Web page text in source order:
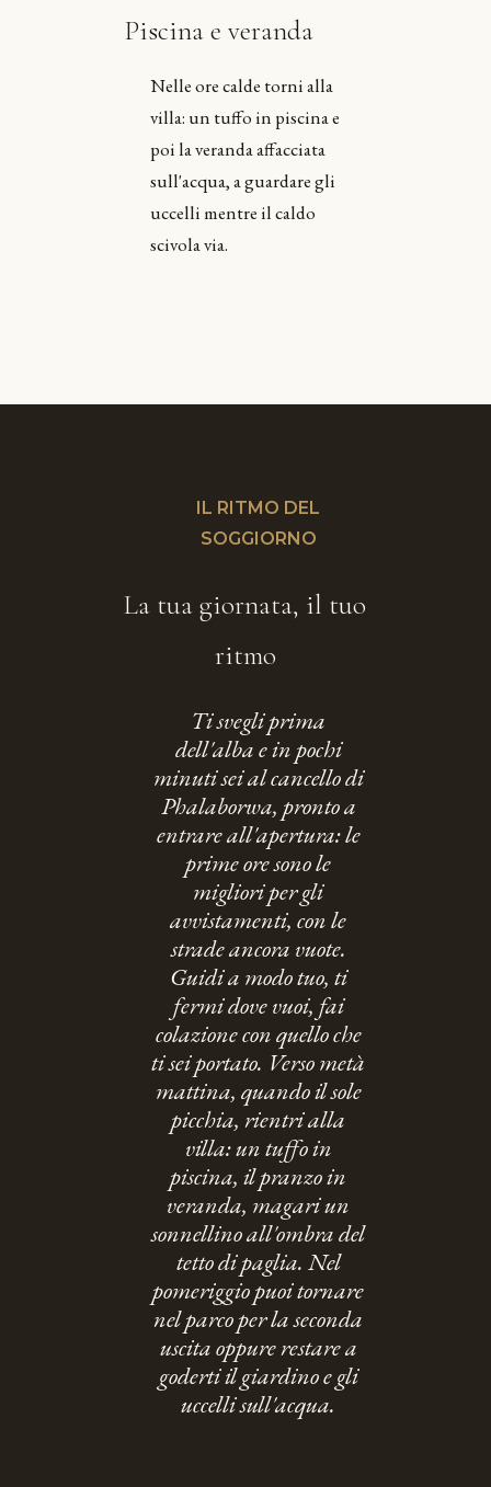
Piscina e veranda
Nelle ore calde torni alla
villa: un tuffo in piscina e
poi la veranda affacciata
sull'acqua, a guardare gli
uccelli mentre il caldo
scivola via.
IL RITMO DEL
SOGGIORNO
La tua giornata, il tuo
ritmo
Ti svegli prima
dell'alba e in pochi
minuti sei al cancello di
Phalaborwa, pronto a
entrare all'apertura: le
prime ore sono le
migliori per gli
avvistamenti, con le
strade ancora vuote.
Guidi a modo tuo, ti
fermi dove vuoi, fai
colazione con quello che
ti sei portato. Verso metà
mattina, quando il sole
picchia, rientri alla
villa: un tuffo in
piscina, il pranzo in
veranda, magari un
sonnellino all'ombra del
tetto di paglia. Nel
pomeriggio puoi tornare
nel parco per la seconda
uscita oppure restare a
goderti il giardino e gli
uccelli sull'acqua.